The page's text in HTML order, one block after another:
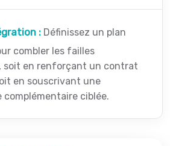
: Définissez un plan
combler les failles
soit en renforçant un contrat
en souscrivant une
complémentaire ciblée.